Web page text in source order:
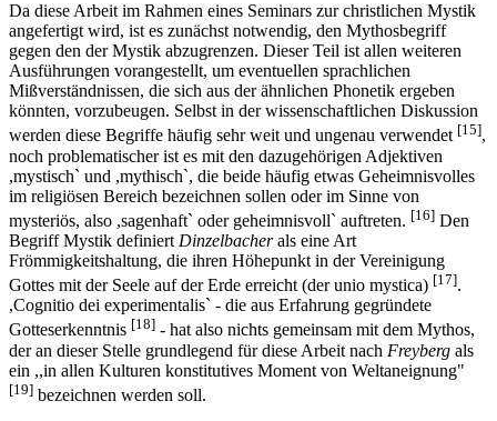
Da diese Arbeit im Rahmen eines Seminars zur christlichen Mystik
angefertigt wird, ist es zunächst notwendig, den Mythosbegriff
gegen den der Mystik abzugrenzen. Dieser Teil ist allen weiteren
Ausführungen vorangestellt, um eventuellen sprachlichen
Mißverständnissen, die sich aus der ähnlichen Phonetik ergeben
könnten, vorzubeugen. Selbst in der wissenschaftlichen Diskussion
werden diese Begriffe häufig sehr weit und ungenau verwendet [15],
noch problematischer ist es mit den dazugehörigen Adjektiven
,mystisch` und ,mythisch`, die beide häufig etwas Geheimnisvolles
im religiösen Bereich bezeichnen sollen oder im Sinne von
mysteriös, also ,sagenhaft` oder geheimnisvoll` auftreten. [16] Den
Begriff Mystik definiert Dinzelbacherals eine Art
Frömmigkeitshaltung, die ihren Höhepunkt in der Vereinigung
Gottes mit der Seele auf der Erde erreicht (der unio mystica) [17].
,Cognitio dei experimentalis` - die aus Erfahrung gegründete
Gotteserkenntnis [18] - hat also nichts gemeinsam mit dem Mythos,
der an dieser Stelle grundlegend für diese Arbeit nach Freyberg als
ein ,,in allen Kulturen konstitutives Moment von Weltaneignung"
[19] bezeichnen werden soll.